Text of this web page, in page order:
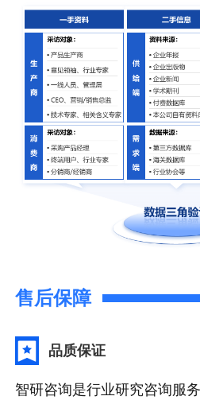
售后保障
品质保证
智研咨询是行业研究咨询服